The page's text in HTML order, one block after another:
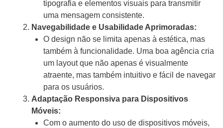
tipografia e elementos visuais para transmitir
uma mensagem consistente.
Navegabilidade e Usabilidade Aprimoradas:
O design não se limita apenas à estética, mas
também à funcionalidade. Uma boa agência cria
um layout que não apenas é visualmente
atraente, mas também intuitivo e fácil de navegar
para os usuários.
Adaptação Responsiva para Dispositivos
Móveis:
Com o aumento do uso de dispositivos móveis,